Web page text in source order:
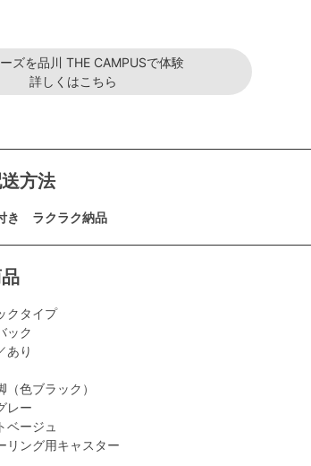
ズを品川 THE CAMPUSで体験
詳しくはこちら
方法
き ラクラク納品
クタイプ
ック
あり
色ブラック）
レー
ベージュ
リング用キャスター